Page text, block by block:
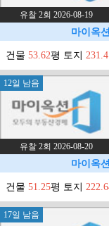
유찰 2회 2026-08-19
마이옥
건물 53.62평 토지
12일 남음
유찰 2회 2026-08-20
마이옥
건물 51.25평 토지
17일 남음